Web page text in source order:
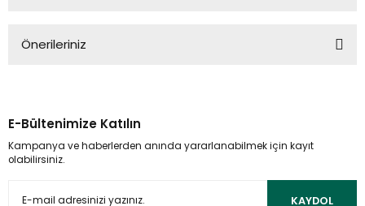
Önerileriniz
kullanarak tarafımıza iletebilirsiniz.
Görüş ve önerileriniz için teşekkür ederiz.
Ürün açıklamasında eksik bilgiler bulunuyor.
E-Bültenimize Katılın
Kampanya ve haberlerden anında yararlanabilmek için kayıt
olabilirsiniz.
KAYDOL